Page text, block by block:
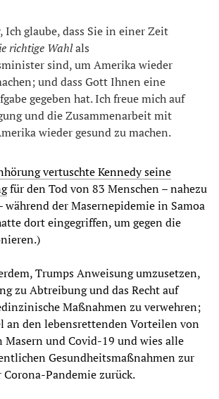
Ich glaube, dass Sie in einer Zeit
richtige Wahlals
sind, um Amerika wieder
und dass Gott Ihnen eine
gegeben hat. Ich freue mich auf
und die Zusammenarbeit mit
wieder gesund zu machen.
vertuschte Kennedy seine
für den Tod von 83 Menschen – nahezu
während der Masernepidemie in Samoa
dort eingegriffen, um gegen die
Trumps Anweisung umzusetzen,
zu Abtreibung und das Recht auf
Maßnahmen zu verwehren;
an den lebensrettenden Vorteilen von
Masern und Covid-19 und wies alle
Gesundheitsmaßnahmen zur
Pandemie zurück.